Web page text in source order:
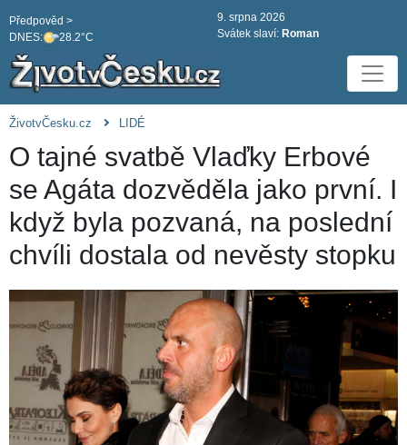
DNES: 28.2°C
Předpověd >
9. srpna 2026
Svátek slaví: Roman
ŽivotvČesku.cz LIDÉ
O tajné svatbě Vlaďky Erbové
se Agáta dozvěděla jako první. I
když byla pozvaná, na poslední
chvíli dostala od nevěsty stopku